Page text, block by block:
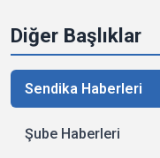
Diğer Başlıklar
Sendika Haberleri
Şube Haberleri